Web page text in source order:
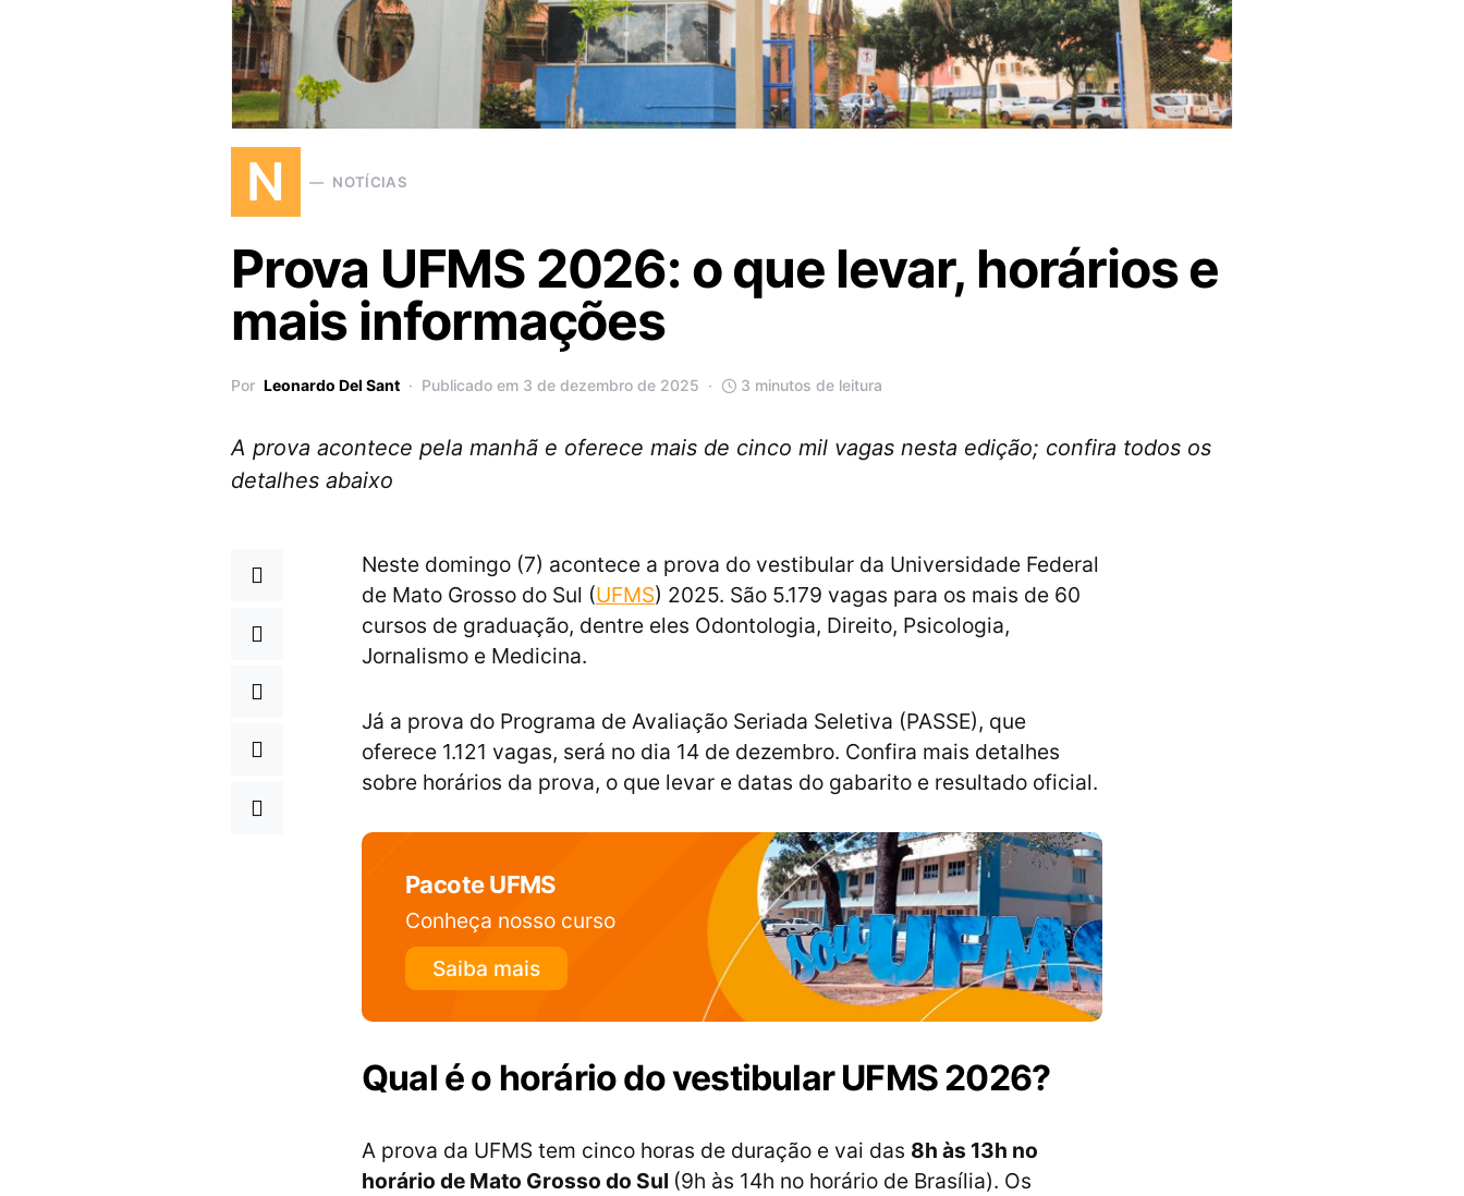
N NOTÍCIAS
Prova UFMS 2026: o que levar, horários e
mais informações
Por Leonardo Del Sant Publicado em 3 de dezembro de 2025 3 minutos de leitura
A prova acontece pela manhã e oferece mais de cinco mil vagas nesta edição; confira todos os
detalhes abaixo
Neste domingo (7) acontece a prova do vestibular da Universidade Federal
de Mato Grosso do Sul (UFMS) 2025. São 5.179 vagas para os mais de 60
cursos de graduação, dentre eles Odontologia, Direito, Psicologia,
Jornalismo e Medicina.
Já a prova do Programa de Avaliação Seriada Seletiva (PASSE), que
oferece 1.121 vagas, será no dia 14 de dezembro. Confira mais detalhes
sobre horários da prova, o que levar e datas do gabarito e resultado oficial.
Pacote UFMS
Conheça nosso curso
Saiba mais
Qual é o horário do vestibular UFMS 2026?
A prova da UFMS tem cinco horas de duração e vai das 8h às 13h no
horário de Mato Grosso do Sul (9h às 14h no horário de Brasília). Os